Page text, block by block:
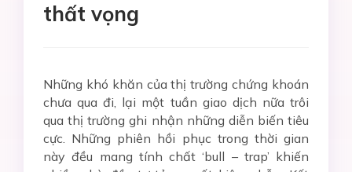
thất vọng
Những khó khăn của thị trường chứng khoán
chưa qua đi, lại một tuần giao dịch nữa trôi
qua thị trường ghi nhận những diễn biến tiêu
cực. Những phiên hồi phục trong thời gian
này đều mang tính chất ‘bull – trap’ khiến